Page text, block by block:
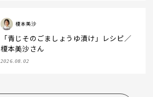
榎本美沙
「青じそのごましょうゆ漬け」レシピ／
榎本美沙さん
2026.08.02